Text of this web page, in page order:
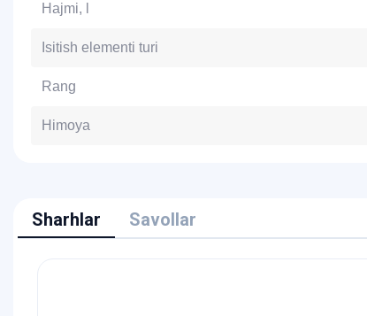
Hajmi, l
Isitish elementi turi
Rang
Himoya
Sharhlar Savollar